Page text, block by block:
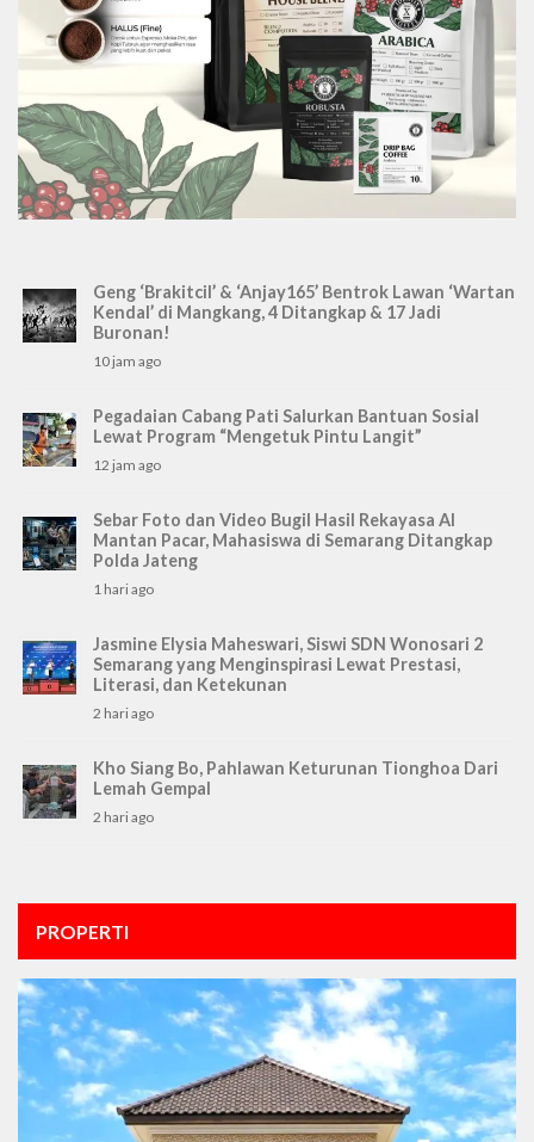
Geng ‘Brakitcil’ & ‘Anjay165’ Bentrok Lawan ‘Wartan
Kendal’ di Mangkang, 4 Ditangkap & 17 Jadi
Buronan!
10 jam ago
Pegadaian Cabang Pati Salurkan Bantuan Sosial
Lewat Program “Mengetuk Pintu Langit”
12 jam ago
Sebar Foto dan Video Bugil Hasil Rekayasa AI
Mantan Pacar, Mahasiswa di Semarang Ditangkap
Polda Jateng
1 hari ago
Jasmine Elysia Maheswari, Siswi SDN Wonosari 2
Semarang yang Menginspirasi Lewat Prestasi,
Literasi, dan Ketekunan
2 hari ago
Kho Siang Bo, Pahlawan Keturunan Tionghoa Dari
Lemah Gempal
2 hari ago
PROPERTI